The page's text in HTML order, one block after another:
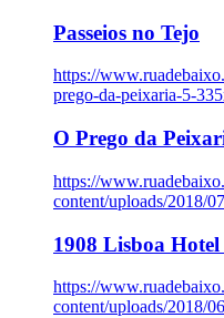
Passeios no Tejo
https://
prego-da-peixaria-5-
O Prego da
https://
content/uploads/2018/
1908 Lisboa
https://
content/uploads/2018/